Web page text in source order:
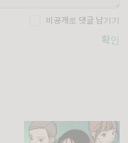
비공개로 댓글 남기기
확인